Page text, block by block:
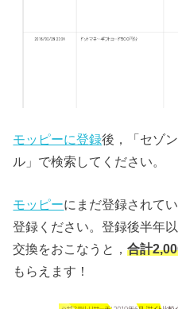
モッピーに登録後，「セゾ
ル」で検索してください。
モッピーにまだ登録されて
登録ください。登録後半年
交換をおこなうと，合計
もらえます！